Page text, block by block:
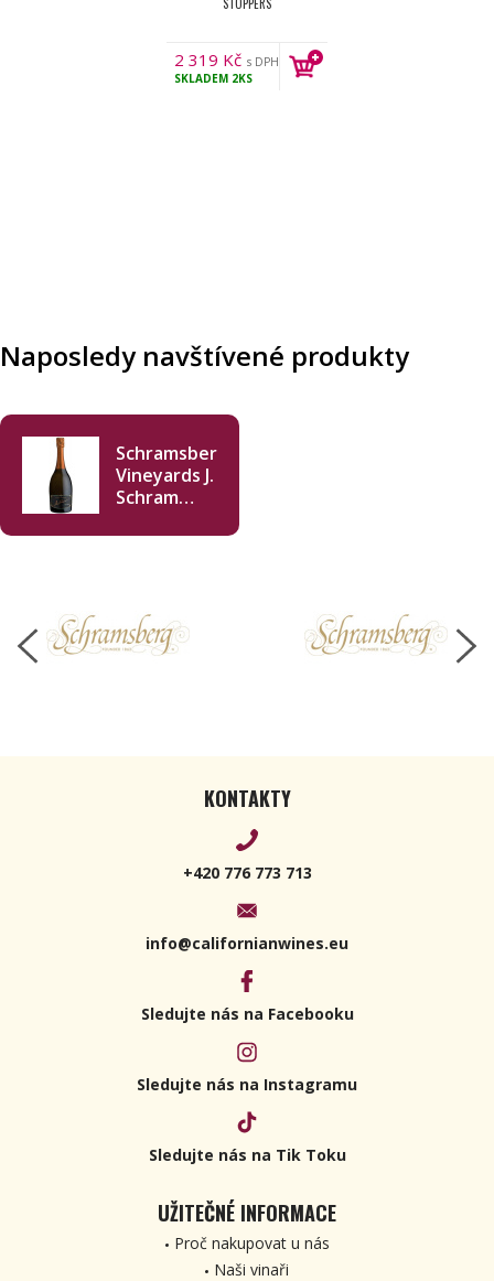
2 319 Kč s DPH
SKLADEM 2KS
Naposledy navštívené produkty
Schramsberg
Vineyards J.
Schram
750ml
KONTAKTY
+420 776 773 713
info@californianwines.eu
Sledujte nás na Facebooku
Sledujte nás na Instagramu
Sledujte nás na Tik Toku
UŽITEČNÉ INFORMACE
Proč nakupovat u nás
Naši vinaři